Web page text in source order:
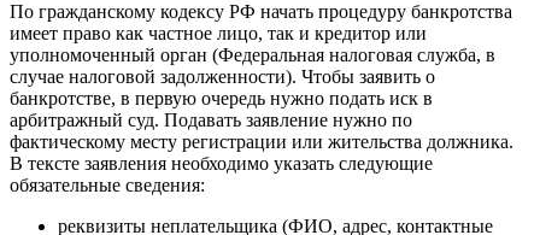
По гражданскому кодексу РФ начать процедуру банкротства
имеет право как частное лицо, так и кредитор или
уполномоченный орган (Федеральная налоговая служба, в
случае налоговой задолженности). Чтобы заявить о
банкротстве, в первую очередь нужно подать иск в
арбитражный суд. Подавать заявление нужно по
фактическому месту регистрации или жительства должника.
В тексте заявления необходимо указать следующие
обязательные сведения:
реквизиты неплательщика (ФИО, адрес, контактные